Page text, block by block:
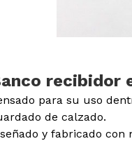
recibidor
para su uso
de calzado.
y fabricado